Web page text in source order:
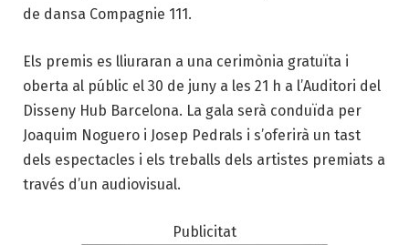
de dansa Compagnie 111.
Els premis es lliuraran a una cerimònia gratuïta i
oberta al públic el 30 de juny a les 21 h a l’Auditori del
Disseny Hub Barcelona. La gala serà conduïda per
Joaquim Noguero i Josep Pedrals i s’oferirà un tast
dels espectacles i els treballs dels artistes premiats a
través d’un audiovisual.
Publicitat